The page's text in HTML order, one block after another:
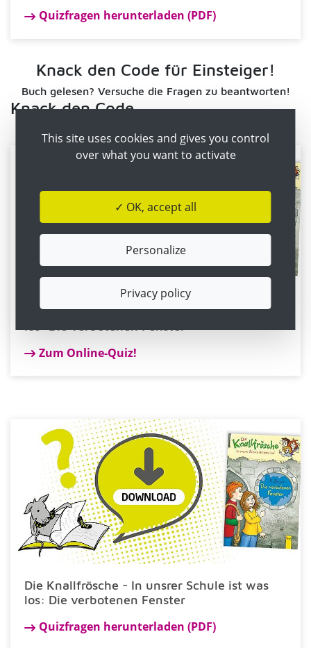
Quizfragen herunterladen (PDF)
Knack den Code für Einsteiger!
Buch gelesen? Versuche die Fragen zu beantworten!
Knack den Code
Die Knallfrösche - In unsrer Schule ist was
Zum Online-Quiz!
Die Knallfrösche - In unsrer Schule ist was
los: Die verbotenen Fenster
Quizfragen herunterladen (PDF)
This site uses cookies and gives you control
over what you want to activate
✓ OK, accept all
Personalize
Privacy policy